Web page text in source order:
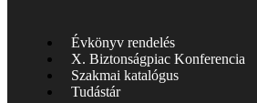
Évkönyv rendelés
X. Biztonságpiac Konferencia
Szakmai katalógus
Tudástár